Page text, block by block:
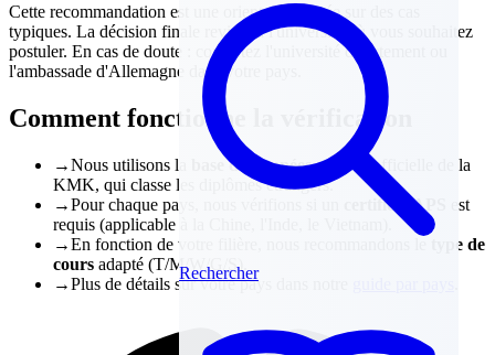
Rechercher
Cette recommandation est une orientation basée sur des cas
typiques. La décision finale revient à l'université où vous souhaitez
postuler. En cas de doute : contactez l'université directement ou
l'ambassade d'Allemagne dans votre pays.
Comment fonctionne la vérification
→Nous utilisons la base de données anabin
officielle de la
KMK, qui classe les diplômes étrangers.
→Pour chaque pays, nous vérifions si un certificat APS
est
requis (applicable à la Chine, l'Inde, le Vietnam).
→En fonction de votre filière, nous recommandons le
type de
cours adapté (T/M/W/G/S).
→Plus de détails sur votre pays dans notre